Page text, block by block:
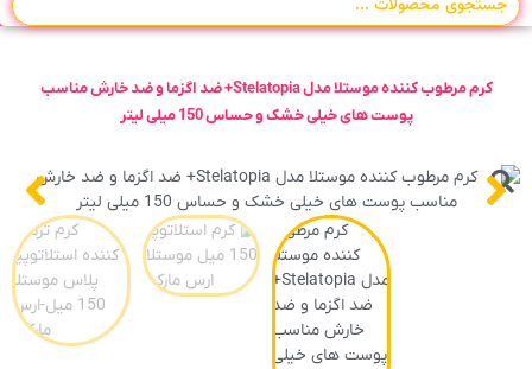
کرم مرطوب کننده موستلا مدل Stelatopia+ ضد اگزما و ضد خارش مناسب
پوست های خیلی خشک و حساس 150 میلی لیتر